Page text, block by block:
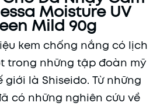
Moisture UV
Mild 90g
kem chống nắng có lịch
trong những tập đoàn mỹ
là Shiseido. Từ những
có những nghiên cứu về